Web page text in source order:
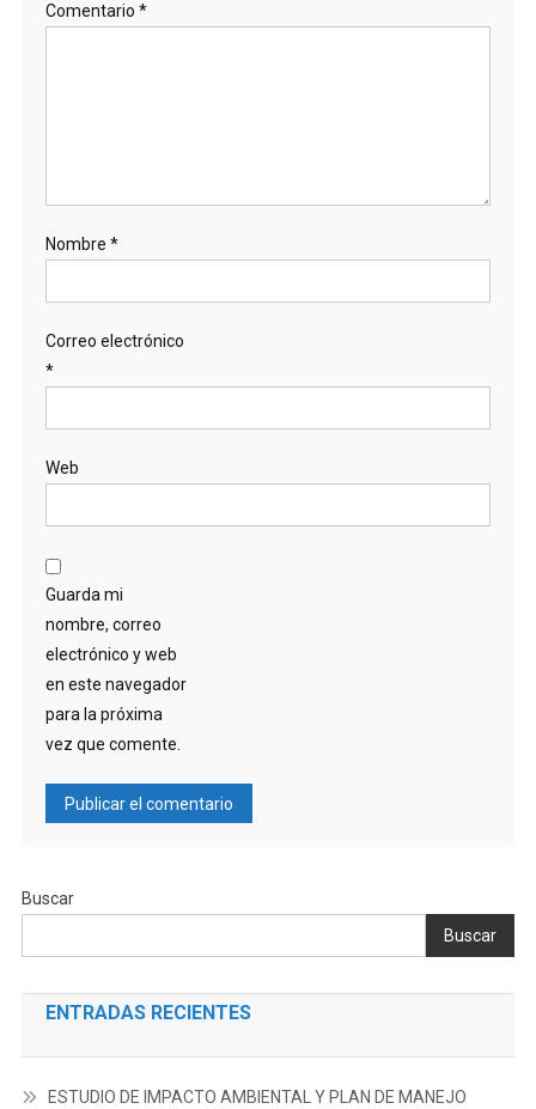
Comentario *
Nombre *
Correo electrónico
*
Web
Guarda mi
nombre, correo
electrónico y web
en este navegador
para la próxima
vez que comente.
Buscar
Buscar
ENTRADAS RECIENTES
ESTUDIO DE IMPACTO AMBIENTAL Y PLAN DE MANEJO